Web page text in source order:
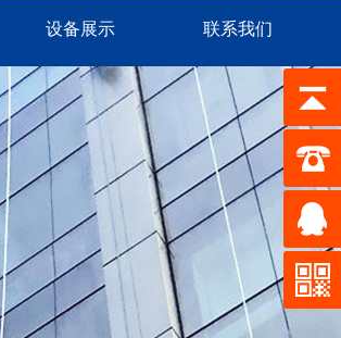
设备展示 联系我们
司